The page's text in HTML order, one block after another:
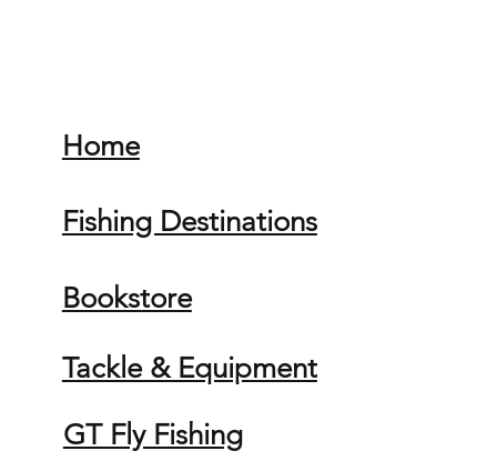
Home
Fishing Destinations
Bookstore
Tackle & Equipment
GT Fly Fishing